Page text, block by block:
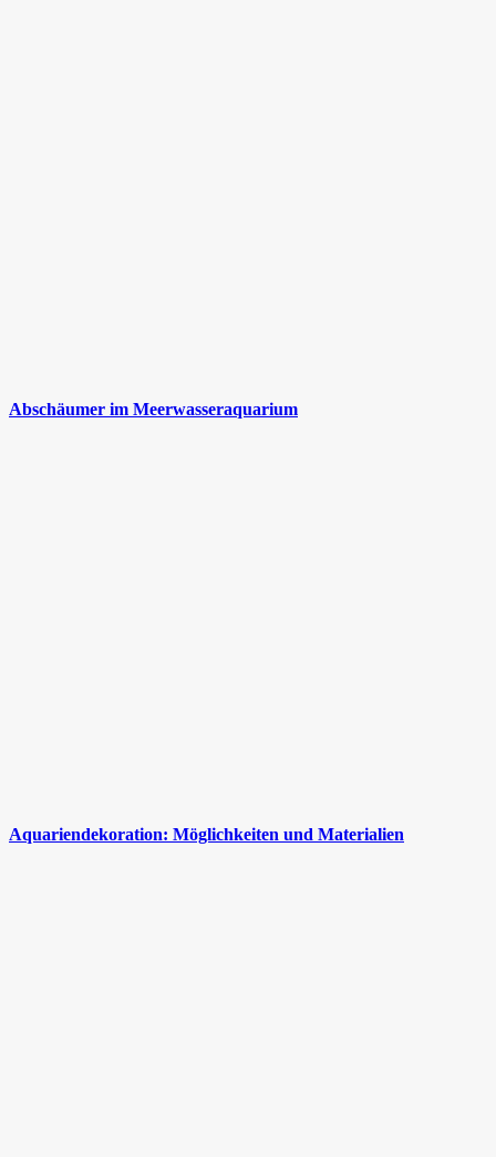
Abschäumer im Meerwasseraquarium
Aquariendekoration: Möglichkeiten und Materialien